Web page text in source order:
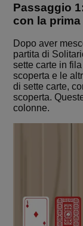
Passaggio
con la
Dopo aver
partita di
sette carte in
scoperta e le
di sette carte,
scoperta.
colonne.